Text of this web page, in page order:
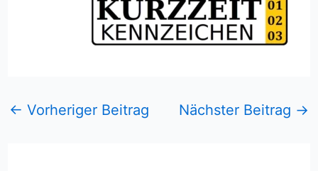
← Vorheriger Beitrag Nächster Beitrag →